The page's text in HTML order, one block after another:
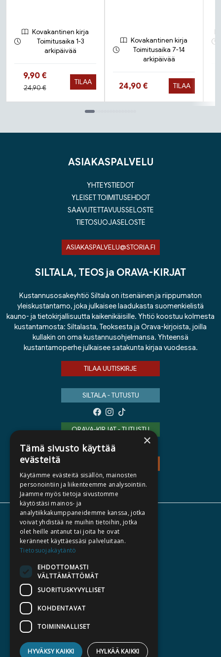
Kovakantinen kirja
Toimitusaika 1-3
arkipäivää
Hinta nyt
9,90 €
Hinta aiemmin
24,90 €
TILAA
Kovakantinen kirja
Toimitusaika 7-14
arkipäivää
Hinta nyt
24,90 € TILAA
ASIAKASPALVELU
YHTEYSTIEDOT
YLEISET TOIMITUSEHDOT
SAAVUTETTAVUUSSELOSTE
TIETOSUOJASELOSTE
ASIAKASPALVELU@STORIA.FI
SILTALA, TEOS ja ORAVA-KIRJAT
Kustannusosakeyhtiö Siltala on itsenäinen ja riippumaton
yleiskustantamo, joka julkaisee laadukasta suomenkielistä
kauno- ja tietokirjallisuutta kaikenikäisille. Yhtiö koostuu kolmesta
kustantamosta: Siltalasta, Teoksesta ja Orava-kirjoista, joilla
kullakin on oma kustannusohjelmansa. Yhteensä
kustantamoperhe julkaisee satakunta kirjaa vuodessa.
TILAA UUTISKIRJE
SILTALA - TUTUSTU
ORAVA-KIRJAT - TUTUSTU
TIETOA MEISTÄ
TEKIJÄT
AJANKOHTAISTA
HALUATKO KIRJAILIJAKSI
KIRJA TILAUSTYÖNÄ
×
Tämä sivusto käyttää
evästeitä
Käytämme evästeitä sisällön, mainosten
personointiin ja liikenteemme analysointiin.
Jaamme myös tietoja sivustomme
käytöstäsi mainos- ja
analytiikkakumppaneidemme kanssa, jotka
voivat yhdistää ne muihin tietoihin, jotka
olet heille antanut tai joita he ovat
keränneet käyttäessäsi palveluitaan.
Tietosuojakäytäntö
EHDOTTOMASTI
VÄLTTÄMÄTTÖMÄT
SUORITUSKYVYLLISET
KOHDENTAVAT
TOIMINNALLISET
HYVÄKSY KAIKKI HYLKÄÄ KAIKKI